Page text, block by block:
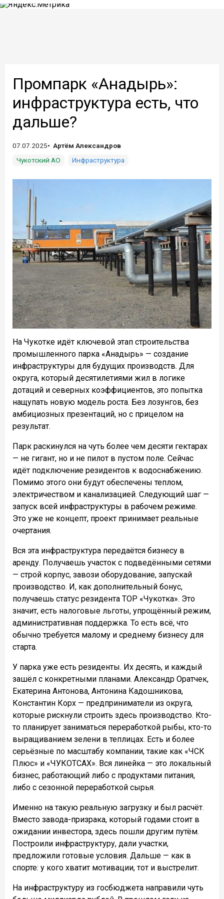
Промпарк «Анадырь»:
инфраструктура есть, что
дальше?
07.07.2025
Артём Александров
Чукотский АО
Инфраструктура
На Чукотке идёт ключевой этап строительства
промышленного парка «Анадырь» — создание
инфраструктуры для будущих производств. Для
округа, который десятилетиями жил в логике
дотаций и северных коэффициентов, это попытка
нащупать новую модель роста. Без лозунгов, без
амбициозных презентаций, но с прицелом на
результат.
Парк раскинулся на чуть более чем десяти гектарах
— не гигант, но и не пилот в пустом поле. Сейчас
идёт подключение резидентов к водоснабжению.
Помимо этого они будут обеспечены теплом,
электричеством и канализацией. Следующий шаг —
запуск всей инфраструктуры в рабочем режиме.
Это уже не концепт, проект принимает реальные
очертания.
Вся эта инфраструктура передаётся бизнесу в
аренду. Получаешь участок с подведёнными сетями
— строй корпус, завози оборудование, запускай
производство. И, как дополнительный бонус,
получаешь статус резидента ТОР «Чукотка». Это
значит, есть налоговые льготы, упрощённый режим,
административная поддержка. То есть всё, что
обычно требуется малому и среднему бизнесу для
старта.
У парка уже есть резиденты. Их десять, и каждый
зашёл с конкретными планами. Александр Оратчек,
Екатерина Антонова, Антонина Кадошникова,
Константин Корх — предприниматели из округа,
которые рискнули строить здесь производство. Кто-
то планирует заниматься переработкой рыбы, кто-то
выращиванием зелени в теплицах. Есть и более
серьёзные по масштабу компании, такие как «ЧСК
Плюс» и «ЧУКОТСАХ». Вся линейка — это локальный
бизнес, работающий либо с продуктами питания,
либо с сезонной переработкой сырья.
Именно на такую реальную загрузку и был расчёт.
Вместо завода-призрака, который годами стоит в
ожидании инвестора, здесь пошли другим путём.
Построили инфраструктуру, дали участки,
предложили готовые условия. Дальше — как в
спорте: у кого хватит мотивации, тот и выстрелит.
На инфраструктуру из госбюджета направили чуть